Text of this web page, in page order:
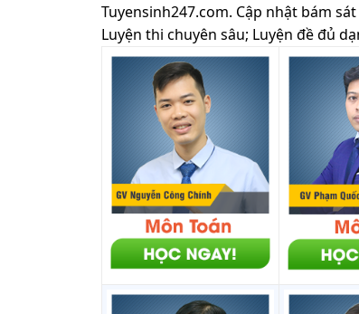
Tuyensinh247.com. Cập nhật bám
Luyện thi chuyên sâu; Luyện đề đủ